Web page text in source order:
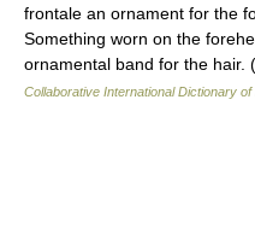
frontale an ornament for the
Something worn on the
ornamental band for the
Collaborative International Dictionary of